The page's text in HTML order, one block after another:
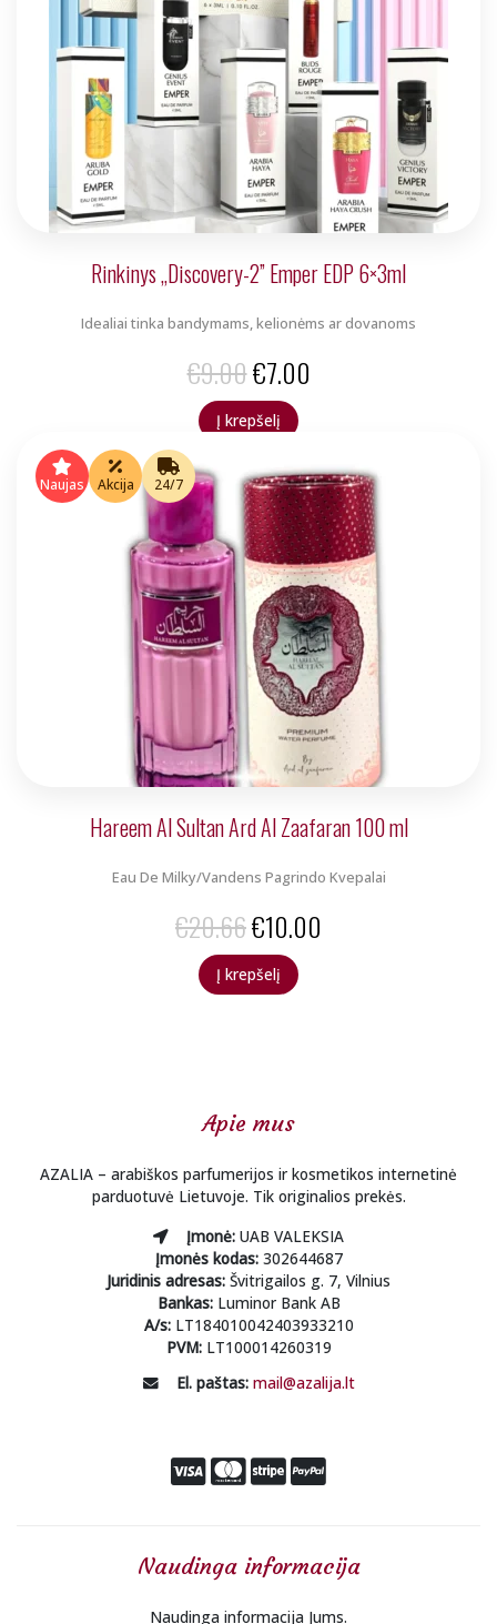
Rinkinys „Discovery-2” Emper EDP 6×3ml
Idealiai tinka bandymams, kelionėms ar dovanoms
€9.00Original
price
€9.00.
€7.00
€7.00.
Į krepšelį
Naujas Akcija 24/7
Hareem Al Sultan Ard Al Zaafaran 100 ml
Eau De Milky/Vandens Pagrindo Kvepalai
€20.66Original
price
was:
€10.00
Į krepšelį
Apie mus
AZALIA – arabiškos parfumerijos ir kosmetikos internetinė
parduotuvė Lietuvoje. Tik originalios prekės.
Įmonė: UAB VALEKSIA
Įmonės kodas:302644687
Juridinis adresas: Švitrigailos g. 7, Vilnius
Bankas:Luminor Bank AB
A/s:LT184010042403933210
PVM:LT100014260319
El. paštas: mail@azalija.lt
Naudinga informacija
Naudinga informacija Jums.